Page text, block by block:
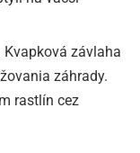
Kvapková závlaha
záhrady.
rastlín cez